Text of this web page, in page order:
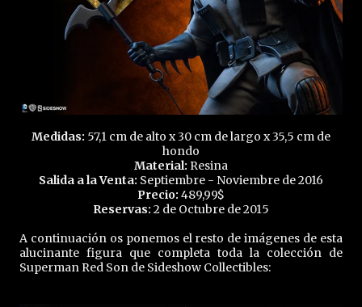
Medidas: 57,1 cm de alto x 30 cm de largo x 35,5 cm de
hondo
Material: Resina
Salida a la Venta: Septiembre - Noviembre de 2016
Precio: 489,99$
Reservas: 2 de Octubre de 2015
A continuación os ponemos el resto de imágenes de esta
alucinante figura que completa toda la colección de
Superman Red Son de Sideshow Collectibles: